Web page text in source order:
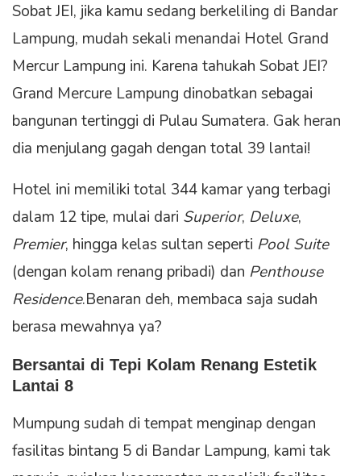
Sobat JEI, jika kamu sedang berkeliling di Bandar
Lampung, mudah sekali menandai Hotel Grand
Mercur Lampung ini. Karena tahukah Sobat JEI?
Grand Mercure Lampung dinobatkan sebagai
bangunan tertinggi di Pulau Sumatera. Gak heran
dia menjulang gagah dengan total 39 lantai!
Hotel ini memiliki total 344 kamar yang terbagi
dalam 12 tipe, mulai dari Superior, Deluxe,
Premier, hingga kelas sultan seperti Pool Suite
(dengan kolam renang pribadi) dan Penthouse
Residence.Benaran deh, membaca saja sudah
berasa mewahnya ya?
Bersantai di Tepi Kolam Renang Estetik
Lantai 8
Mumpung sudah di tempat menginap dengan
fasilitas bintang 5 di Bandar Lampung, kami tak